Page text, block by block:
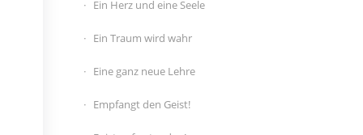
Ein Herz und eine Seele
Ein Traum wird wahr
Eine ganz neue Lehre
Empfangt den Geist!